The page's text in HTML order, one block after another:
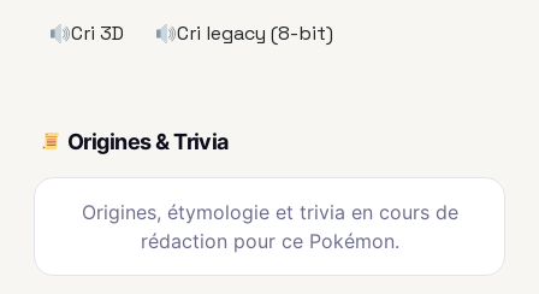
Cri 3D Cri legacy (8-bit)
Origines & Trivia
Origines, étymologie et trivia en cours de
rédaction pour ce Pokémon.